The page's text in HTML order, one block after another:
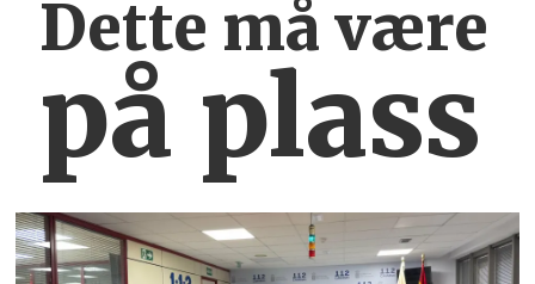
Dette må være
på plass